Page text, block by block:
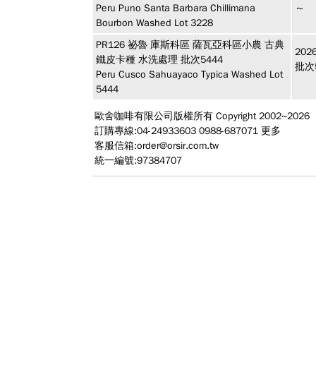
Peru Puno Santa Barbara Chillimana
Bourbon Washed Lot 3228
～
PR126 祕魯 庫斯科區 薩瓦亞科區小農 古典
鐵皮卡種 水洗處理 批次5444
Peru Cusco Sahuayaco Typica Washed Lot
5444
批
歐舍咖啡有限公司 版權所有 Copyright 2002~2026
訂購專線:04-24933603 0988-687071 更多
客服信箱:order@orsir.com.tw
統一編號:97384707